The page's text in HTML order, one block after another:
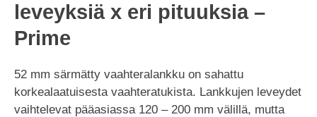
leveyksiä x eri pituuksia –
Prime
52 mm särmätty vaahteralankku on sahattu
korkealaatuisesta vaahteratukista. Lankkujen leveydet
vaihtelevat pääasiassa 120 – 200 mm välillä, mutta